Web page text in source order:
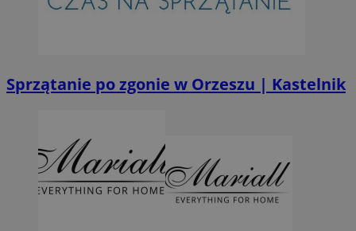
Sprzątanie po zgonie w Orzeszu | Kastelnik